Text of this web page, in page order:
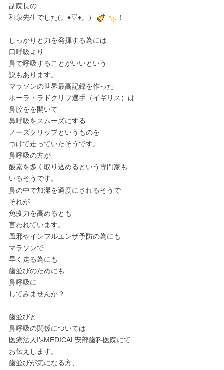
副院長の
和泉先生でした(。♦▽♦。）
！
しっかりと力を発揮する為には
口呼吸より
鼻で呼吸することがいいという
説もあります。
マラソンの世界最高記録を作った
ポーラ・ラドクリフ選手（イギリス）は
鼻腔をを開いて
鼻呼吸をスムーズにする
ノーズクリップというものを
つけて走っていたそうです。
鼻呼吸の方が
酸素を多く取り込めるという専門家も
いるそうです。
鼻の中で加湿を適度にされるそうで
それが
免疫力を高めるとも
言われています。
風邪やインフルエンザ予防の為にも
マラソンで
早く走る為にも
歯並びのためにも
鼻呼吸に
してみませんか？
歯並びと
鼻呼吸の関係については
医療法人I’sMEDICAL安部歯科医院にて
お伝えします。
歯並びが気になる方、